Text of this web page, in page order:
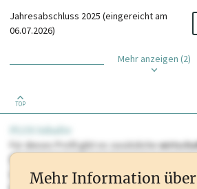
Jahresabschluss 2025 (eingereicht am
06.07.2026)
Mehr anzeigen (2)
TOP
PLUS Inhalte
Für dieses Profil gibt es zusätzliche
Sie momentan nicht einsehen können.
oder loggen Sie sich ein um diese Inhalte zu
Mehr Information über